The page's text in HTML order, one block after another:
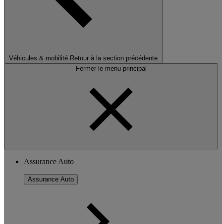
Véhicules & mobilité Retour à la section précédente
Fermer le menu principal
Assurance Auto
Assurance Auto